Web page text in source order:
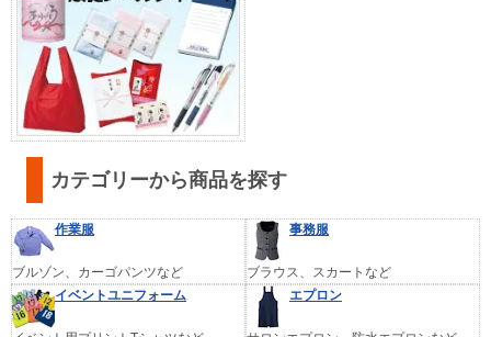
カテゴリーから商品を探す
作業服
ブルゾン、カーゴパンツなど
事務服
ブラウス、スカートなど
イベントユニフォーム
エプロン